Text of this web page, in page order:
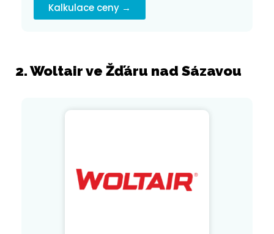
Kalkulace ceny →
2. Woltair ve Žďáru nad Sázavou